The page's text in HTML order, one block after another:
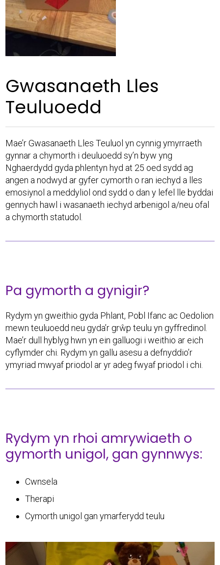
Gwasanaeth Lles
Teuluoedd
Mae’r Gwasanaeth Lles Teuluol yn cynnig ymyrraeth
gynnar a chymorth i deuluoedd sy’n byw yng
Nghaerdydd gyda phlentyn hyd at 25 oed sydd ag
angen a nodwyd ar gyfer cymorth o ran iechyd a lles
emosiynol a meddyliol ond sydd o dan y lefel lle byddai
gennych hawl i wasanaeth iechyd arbenigol a/neu ofal
a chymorth statudol.
Pa gymorth a gynigir?
Rydym yn gweithio gyda Phlant, Pobl Ifanc ac Oedolion
mewn teuluoedd neu gyda’r grŵp teulu yn gyffredinol.
Mae’r dull hyblyg hwn yn ein galluogi i weithio ar eich
cyflymder chi. Rydym yn gallu asesu a defnyddio’r
ymyriad mwyaf priodol ar yr adeg fwyaf priodol i chi.
Rydym yn rhoi amrywiaeth o
gymorth unigol, gan gynnwys:
Cwnsela
Therapi
Cymorth unigol gan ymarferydd teulu